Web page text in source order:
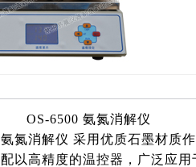
OS-6500 氨氮消解仪
氨氮消解仪 采用优质石墨材质
配以高精度的温控器，广泛应